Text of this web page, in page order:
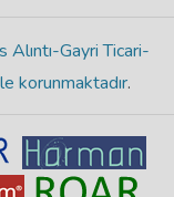
Gayri Ticari-
korunmaktadır.